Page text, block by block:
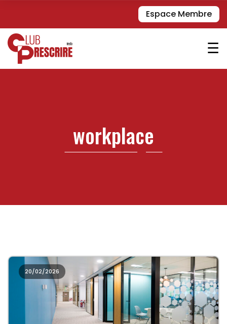
Espace Membre
☰
workplace
20/02/2026